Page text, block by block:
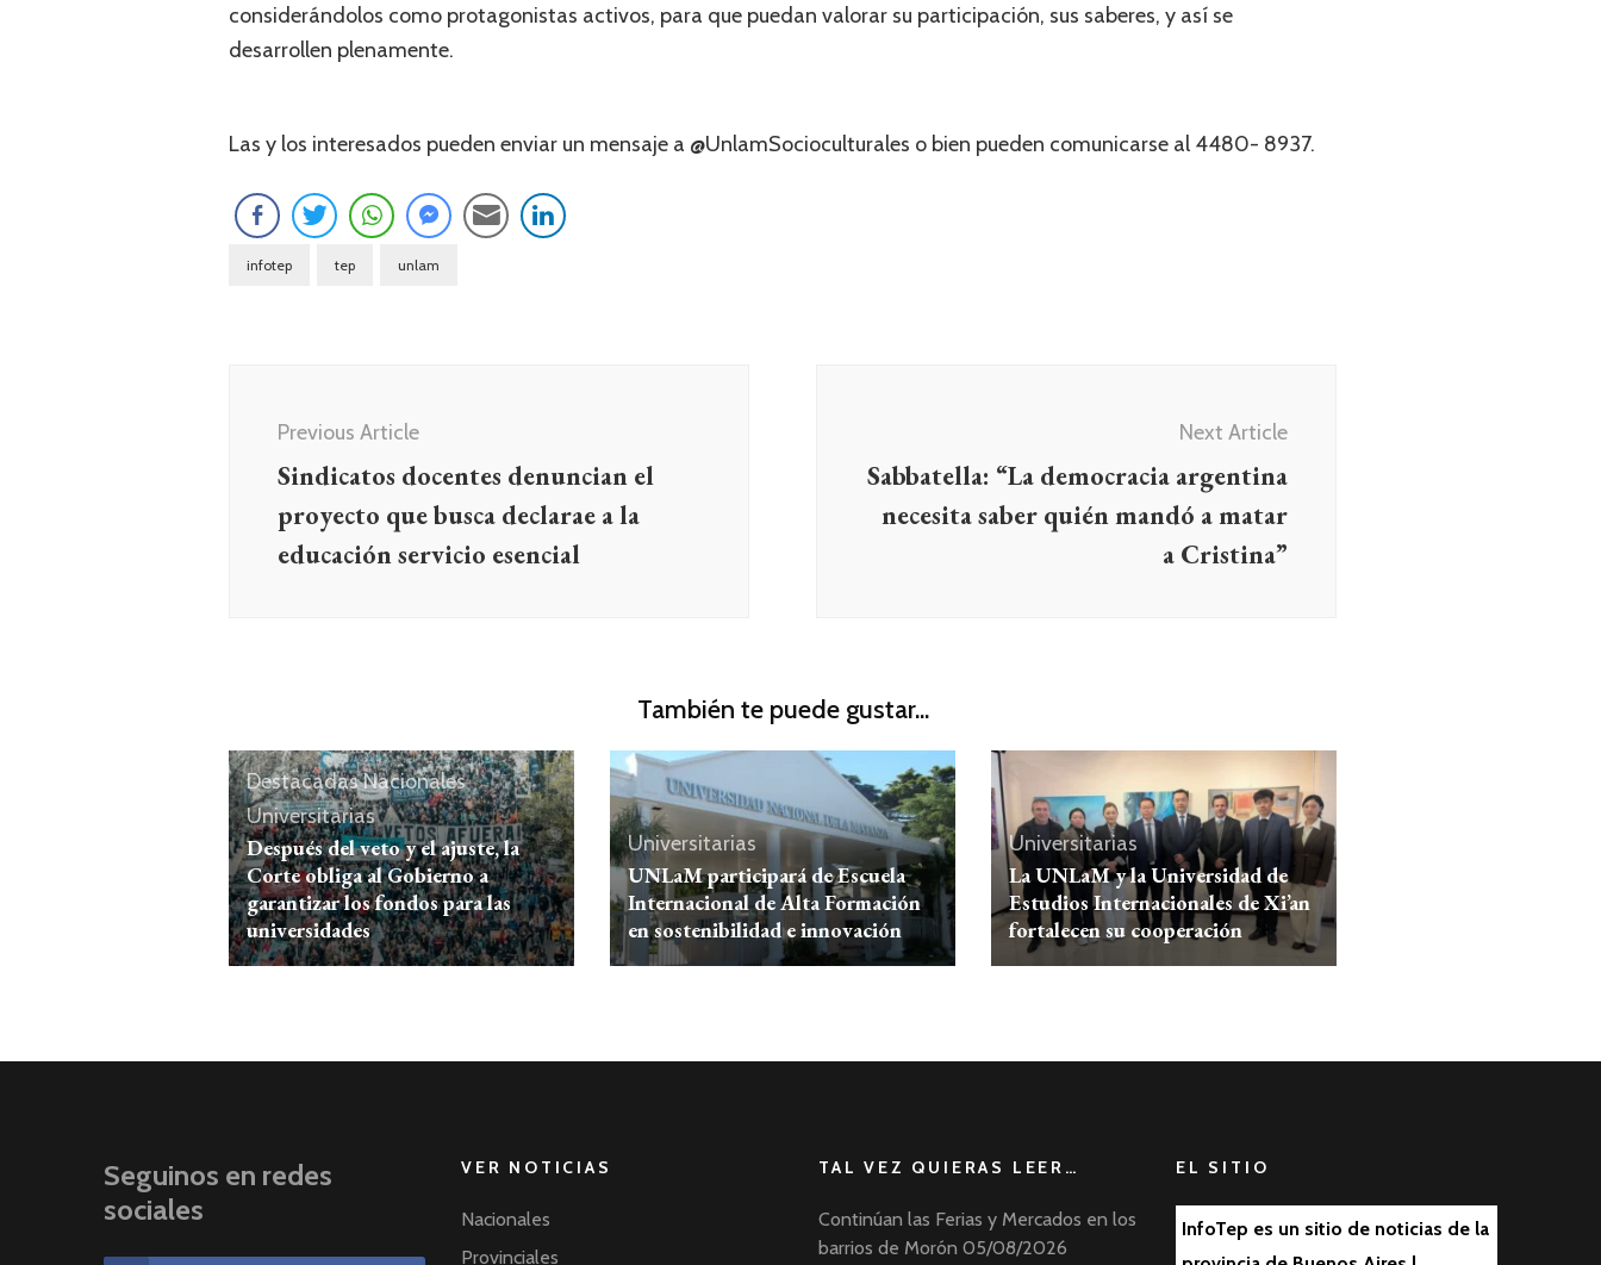
considerándolos como protagonistas activos, para que puedan valorar su participación, sus saberes, y así se
desarrollen plenamente.
Las y los interesados pueden enviar un mensaje a @UnlamSocioculturales o bien pueden comunicarse al 4480- 8937.
infotep tep unlam
entradas
Previous Article
Sindicatos docentes denuncian el
proyecto que busca declarae a la
educación servicio esencial
Next Article
Sabbatella: “La democracia argentina
necesita saber quién mandó a matar
a Cristina”
También te puede gustar...
DestacadasNacionales
Universitarias
Después del veto y el ajuste, la
Corte obliga al Gobierno a
garantizar los fondos para las
universidades
Universitarias
UNLaM participará de Escuela
Internacional de Alta Formación
en sostenibilidad e innovación
Universitarias
La UNLaM y la Universidad de
Estudios Internacionales de Xi’an
fortalecen su cooperación
Seguinos en redes
sociales
VER NOTICIAS
Nacionales
Provinciales
TAL VEZ QUIERAS LEER…
Continúan las Ferias y Mercados en los
barrios de Morón 05/08/2026
EL SITIO
InfoTep es un sitio de noticias de la